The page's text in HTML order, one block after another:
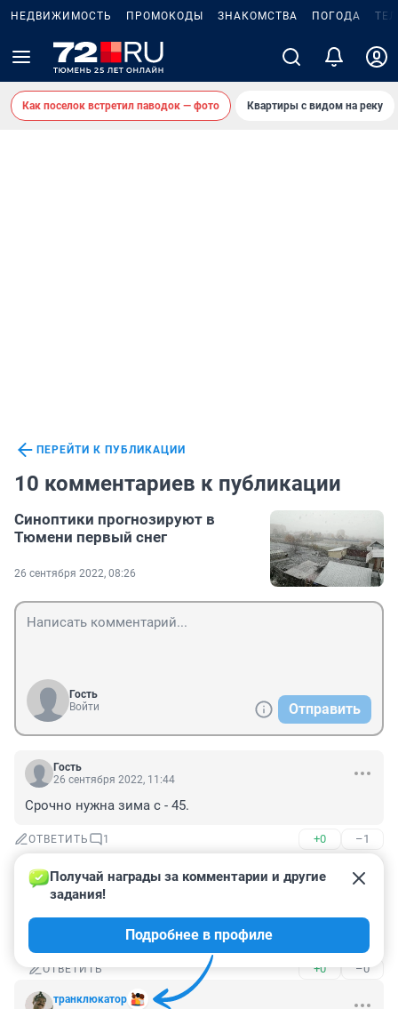
НЕДВИЖИМОСТЬ ПРОМОКОДЫ ЗНАКОМСТВА ПОГОДА
Как поселок встретил паводок — фото Квартиры с видом на реку
ПЕРЕЙТИ К ПУБЛИКАЦИИ
10 комментариев к публикации
Синоптики прогнозируют в
Тюмени первый снег
26 сентября 2022, 08:26
Гость
Войти
Отправить
Гость
26 сентября 2022, 11:44
Срочно нужна зима с - 45.
ОТВЕТИТЬ 1 +0 –1
orexov.1965
26 сентября 2022, 14:50
Гость, На сборах все в больницу слягут с
ОТВЕТИТЬ +0 –0
транклюкатор
Получай награды за комментарии и другие
задания!
Подробнее в профиле